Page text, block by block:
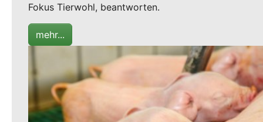
Fokus Tierwohl, beantworten.
mehr...